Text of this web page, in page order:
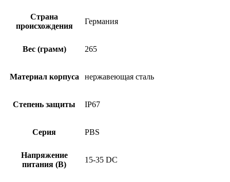
Страна
происхождения
Германия
Вес (грамм) 265
Материал корпуса нержавеющая сталь
Степень защиты IP67
Серия PBS
Напряжение
питания (В)
15-35 DC